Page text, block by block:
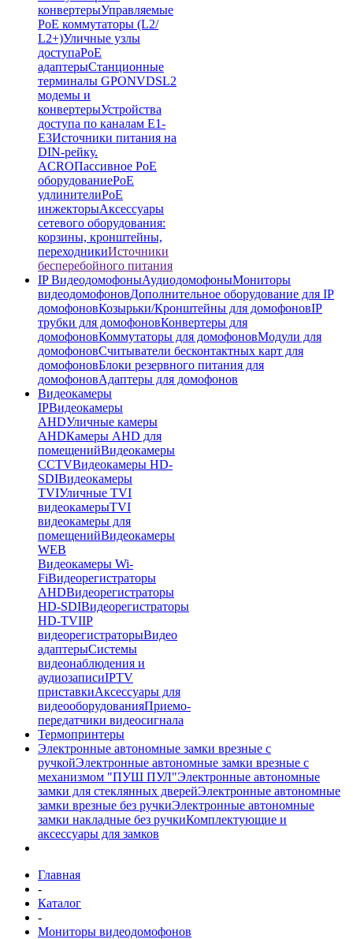
конвертерыУправляемые
PoE коммутаторы (L2/
L2+)Уличные узлы
доступаPoE
адаптерыСтанционные
терминалы GPONVDSL2
модемы и
конвертерыУстройства
доступа по каналам E1-
E3Источники питания на
DIN-рейку.
ACROПассивное PoE
оборудованиеPoE
удлинителиPoE
инжекторыАксессуары
сетевого оборудования:
корзины, кронштейны,
переходникиИсточники
бесперебойного питания
IP ВидеодомофоныАудиодомофоныМониторы
видеодомофоновДополнительное оборудование для IP
домофоновКозырьки/Кронштейны для домофоновIP
трубки для домофоновКонвертеры для
домофоновКоммутаторы для домофоновМодули для
домофоновСчитыватели бесконтактных карт для
домофоновБлоки резервного питания для
домофоновАдаптеры для домофонов
Видеокамеры
IPВидеокамеры
AHDУличные камеры
AHDКамеры AHD для
помещенийВидеокамеры
CCTVВидеокамеры HD-
SDIВидеокамеры
TVIУличные TVI
видеокамерыTVI
видеокамеры для
помещенийВидеокамеры
WEB
Видеокамеры Wi-
FiВидеорегистраторы
AHDВидеорегистраторы
HD-SDIВидеорегистраторы
HD-TVIIP
видеорегистраторыВидео
адаптерыСистемы
видеонаблюдения и
аудиозаписиIPTV
приставкиАксессуары для
видеооборудованияПриемо-
передатчики видеосигнала
Термопринтеры
Электронные автономные замки врезные с
ручкойЭлектронные автономные замки врезные с
механизмом "ПУШ ПУЛ"Электронные автономные
замки для стеклянных дверейЭлектронные автономные
замки врезные без ручкиЭлектронные автономные
замки накладные без ручкиКомплектующие и
аксессуары для замков
Главная
-
Каталог
-
Мониторы видеодомофонов